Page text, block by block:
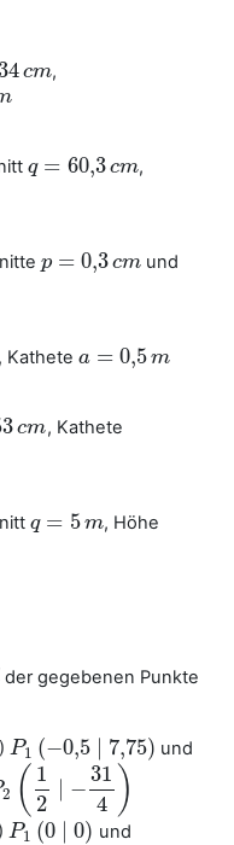
cm
cm
,
q = 60,3 cm
q =60,3cm
,
p = 0,3cm
p=0 3cm und
, Kathete a = 0,5m
a=0, 5m
cm
m , Kathete
q = 5 m
q =5 m , Höhe
der gegebenen Punkte
P1 (−0,5 ∣ 7,75)
P1 − 0,5∣7 75) und
2 ( 1
2
∣ −
31
4 )
2 1 ∣− 314)
P1 (0 ∣ 0)
P1 0∣0 und